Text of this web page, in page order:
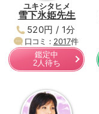
ユキシタヒメ
雪下氷姫先生
520円 / 1分
口コミ： 2017件
鑑定中
2人待ち